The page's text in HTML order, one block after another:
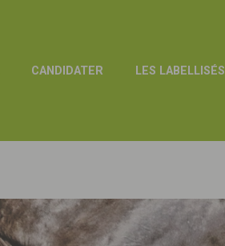
CANDIDATER LES LABELLISÉS